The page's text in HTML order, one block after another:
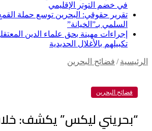
في خضم التوتر الإقليمي
تقرير حقوقي: البحرين توسع حملة القمع
السلمي بـ”الخيانة”
إجراءات مهينة بحق علماء الدين
تكبيلهم بالأغلال الحديدية
الرئيسية /فضائح البحرين
فضائح البحرين
“بحريني ليكس” يكشف: